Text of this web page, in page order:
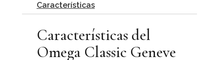
Características
Características del
Omega Classic Geneve